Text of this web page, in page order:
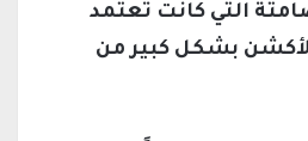
التي كانت تعتمد
بشكل كبير من